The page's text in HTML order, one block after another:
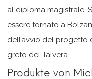
al diploma magistrale.
essere tornato a
dell’avvio del progetto
greto del Talvera.
Produkte von